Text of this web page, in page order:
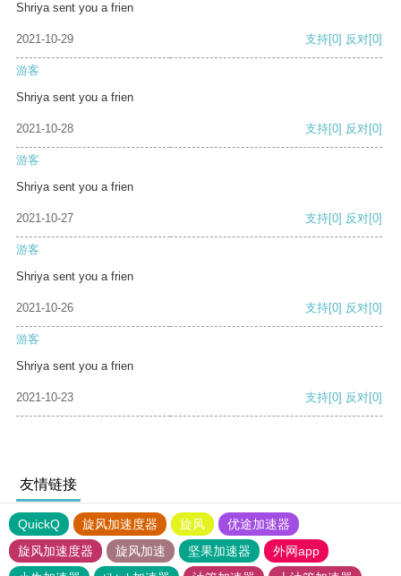
Shriya sent you a frien
2021-10-29 支持[0] 反对[0]
游客
Shriya sent you a frien
2021-10-28 支持[0] 反对[0]
游客
Shriya sent you a frien
2021-10-27 支持[0] 反对[0]
游客
Shriya sent you a frien
2021-10-26 支持[0] 反对[0]
游客
Shriya sent you a frien
2021-10-23 支持[0] 反对[0]
友情链接
QuickQ 旋风加速度器 旋风
优途加速器
旋风加速度器
旋风加速 坚果加速器
外网app